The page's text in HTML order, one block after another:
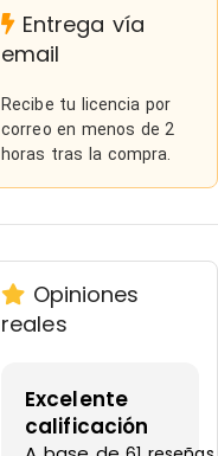
Entrega vía
email
Recibe tu licencia por
correo en menos de 2
horas tras la compra.
Opiniones
reales
Excelente
calificación